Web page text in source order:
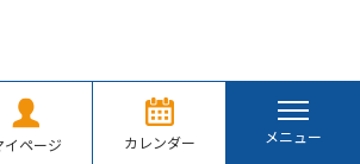
イページ カレンダー メニュー